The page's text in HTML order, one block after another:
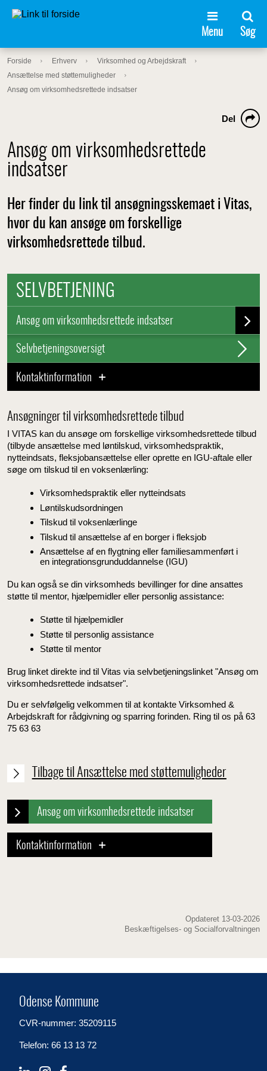
Menu Søg
Forside Erhverv
Virksomhed og Arbejdskraft
Ansættelse med støttemuligheder
Ansøg om virksomhedsrettede indsatser
Ansøg om virksomhedsrettede
indsatser
Del
Her finder du link til ansøgningsskemaet i Vitas,
hvor du kan ansøge om forskellige
virksomhedsrettede tilbud.
SELVBETJENING
Ansøg om virksomhedsrettede indsatser
Selvbetjeningsoversigt
Kontaktinformation
Ansøgninger til virksomhedsrettede tilbud
I VITAS kan du ansøge om forskellige virksomhedsrettede tilbud
(tilbyde ansættelse med løntilskud, virksomhedspraktik,
nytteindsats, fleksjobansættelse eller oprette en IGU-aftale eller
søge om tilskud til en voksenlærling:
Virksomhedspraktik eller nytteindsats
Løntilskudsordningen
Tilskud til voksenlærlinge
Tilskud til ansættelse af en borger i fleksjob
Ansættelse af en flygtning eller familiesammenført i
en integrationsgrunduddannelse (IGU)
Du kan også se din virksomheds bevillinger for dine ansattes
støtte til mentor, hjælpemidler eller personlig assistance:
Støtte til hjælpemidler
Støtte til personlig assistance
Støtte til mentor
Brug linket direkte ind til Vitas via selvbetjeningslinket "Ansøg om
virksomhedsrettede indsatser".
Du er selvfølgelig velkommen til at kontakte Virksomhed &
Arbejdskraft for rådgivning og sparring forinden. Ring til os på 63
75 63 63
Tilbage til Ansættelse med støttemuligheder
Ansøg om virksomhedsrettede indsatser
Kontaktinformation
Opdateret 13-03-2026
Beskæftigelses- og Socialforvaltningen
Odense Kommune
CVR-nummer: 35209115
Telefon: 66 13 13 72